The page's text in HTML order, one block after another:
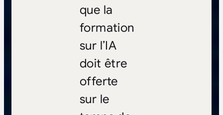
que la
formation
sur l’IA
doit être
offerte
sur le